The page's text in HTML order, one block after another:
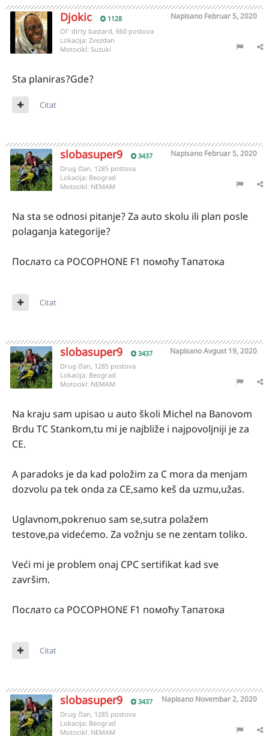
Djokic 1128 Napisano Februar 5, 2020
Ol' dirty bastard, 660 postova
Lokacija: Zvezdan
Motocikl: Suzuki
Sta planiras?Gde?
Citat
slobasuper9 3437 Napisano Februar 5, 2020
Drug član, 1285 postova
Lokacija: Beograd
Motocikl: NEMAM
Na sta se odnosi pitanje? Za auto skolu ili plan posle
polaganja kategorije?
Послато са POCOPHONE F1 помоћу Тапатока
Citat
slobasuper9 3437 NapisanoAvgust 19, 2020
Drug član, 1285 postova
Lokacija: Beograd
Motocikl: NEMAM
Na kraju sam upisao u auto školi Michel na Banovom
Brdu TC Stankom,tu mi je najbliže i najpovoljniji je za
CE.
A paradoks je da kad položim za C mora da menjam
dozvolu pa tek onda za CE,samo keš da uzmu,užas.
Uglavnom,pokrenuo sam se,sutra polažem
testove,pa videćemo. Za vožnju se ne zentam toliko.
Veći mi je problem onaj CPC sertifikat kad sve
završim.
Послато са POCOPHONE F1 помоћу Тапатока
Citat
slobasuper9 3437 Napisano Novembar 2, 2020
Drug član, 1285 postova
Lokacija: Beograd
Motocikl: NEMAM